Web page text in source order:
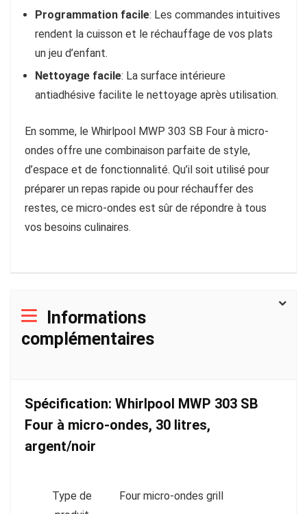
Programmation facile: Les commandes intuitives
rendent la cuisson et le réchauffage de vos plats
un jeu d’enfant.
Nettoyage facile: La surface intérieure
antiadhésive facilite le nettoyage après utilisation.
En somme, le Whirlpool MWP 303 SB Four à micro-
ondes offre une combinaison parfaite de style,
d’espace et de fonctionnalité. Qu’il soit utilisé pour
préparer un repas rapide ou pour réchauffer des
restes, ce micro-ondes est sûr de répondre à tous
vos besoins culinaires.
Informations
complémentaires
Spécification: Whirlpool MWP 303 SB
Four à micro-ondes, 30 litres,
argent/noir
Type de
Four micro-ondes grill